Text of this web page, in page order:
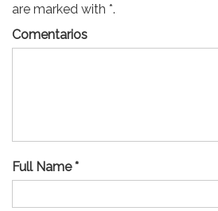
are marked with *.
Comentarios
Full Name *